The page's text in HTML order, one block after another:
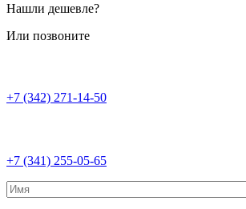
Нашли дешевле?
Или позвоните
+7 (342) 271-14-50
+7 (341) 255-05-65